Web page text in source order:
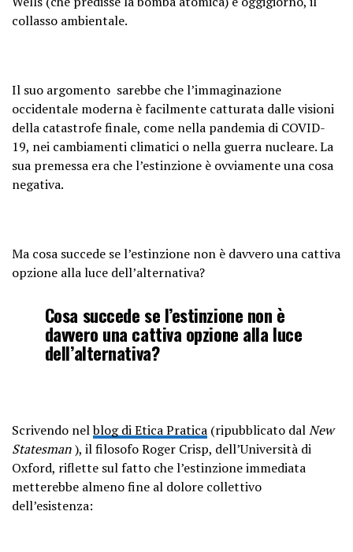
collasso ambientale.
Il suo argomento sarebbe che l’immaginazione
occidentale moderna è facilmente catturata dalle visioni
della catastrofe finale, come nella pandemia di COVID-
19, nei cambiamenti climatici o nella guerra nucleare. La
sua premessa era che l’estinzione è ovviamente una cosa
negativa.
Ma cosa succede se l’estinzione non è davvero una cattiva
opzione alla luce dell’alternativa?
Cosa succede se l’estinzione non è
davvero una cattiva opzione alla luce
dell’alternativa?
Scrivendo nelblog di Etica Pratica (ripubblicato dalNew
Statesman), il filosofo Roger Crisp, dell’Università di
Oxford, riflette sul fatto che l’estinzione immediata
metterebbe almeno fine al dolore collettivo
dell’esistenza: